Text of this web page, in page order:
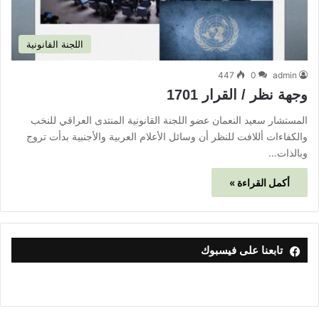
اللجنة القانونية
admin
0
447
وجهة نظر / القرار 1701
المستشار سعيد النعمان عضو اللجنة القانونية المنتدى العراقي للنخب
والكفاءات أللافت للنظر أن وسائل الأعلام العربية والأجنبية بدأت تروج
وبالذات…
أكمل القراءة »
تابعنا على فيسبوك